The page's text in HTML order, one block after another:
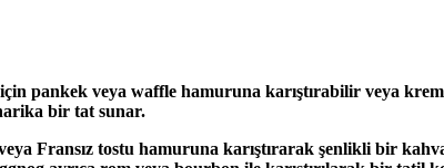
pankek veya waffle hamuruna karıştırabilir veya
bir tat sunar.
Fransız tostu hamuruna karıştırarak şenlikli bir